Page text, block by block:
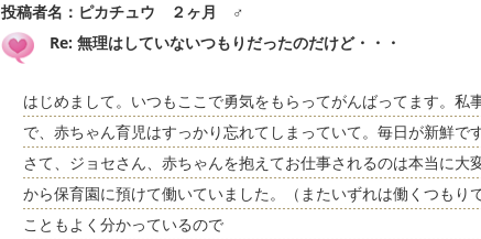
投稿者名： ピカチュウ ２ヶ月 ♂
Re: 無理はしていないつもりだったのだけど・・・
はじめまして。いつもここで勇気をもらってがんばってます。私
で、赤ちゃん育児はすっかり忘れてしまっていて。毎日が新鮮です
さて、ジョセさん、赤ちゃんを抱えてお仕事されるのは本当に大
から保育園に預けて働いていました。（またいずれは働くつもり
こともよく分かっているので